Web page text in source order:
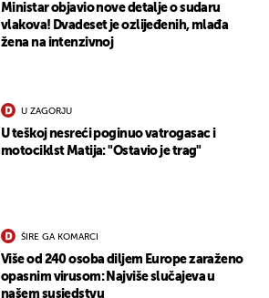
Ministar objavio nove detalje o sudaru
vlakova! Dvadeset je ozlijeđenih, mlađa
žena na intenzivnoj
U ZAGORJU
U teškoj nesreći poginuo vatrogasac i
motociklst Matija: "Ostavio je trag"
ŠIRE GA KOMARCI
Više od 240 osoba diljem Europe zaraženo
opasnim virusom: Najviše slučajeva u
našem susjedstvu